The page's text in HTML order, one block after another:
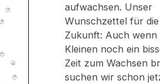
aufwachsen. Unser
Wunschzettel für die
Zukunft: Auch wenn
Kleinen noch ein
Zeit zum Wachsen
suchen wir schon